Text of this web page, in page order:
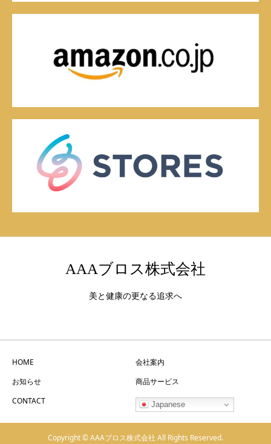
AAAブロス株式会社
美と健康の更なる追求へ
HOME
会社案内
お知らせ
商品サービス
CONTACT
Japanese
Copyright © AAAブロス株式会社 All Rights Reserved.